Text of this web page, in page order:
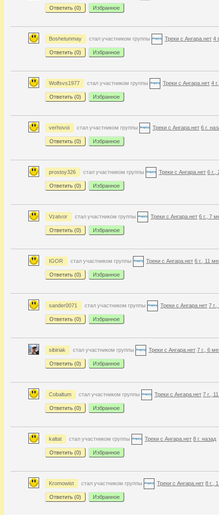
Ответить (0) Избранное
Boshetunmay стал участником группы Треки с Ангара.нет 4
Ответить (0) Избранное
Wolfsvs1977 стал участником группы Треки с Ангара.нет 4
Ответить (0) Избранное
verhovoi стал участником группы Треки с Ангара.нет 6 г.
Ответить (0) Избранное
prostoy326 стал участником группы Треки с Ангара.нет 6 г.,
Ответить (0) Избранное
Vzatvor стал участником группы Треки с Ангара.нет 6 г., 7
Ответить (0) Избранное
IGOR стал участником группы Треки с Ангара.нет 6 г., 11
Ответить (0) Избранное
sander0071 стал участником группы Треки с Ангара.нет 7
Ответить (0) Избранное
sibiriak стал участником группы Треки с Ангара.нет 7 г., 6
Ответить (0) Избранное
Cobaltum стал участником группы Треки с Ангара.нет 7 г.,
Ответить (0) Избранное
kaltat стал участником группы Треки с Ангара.нет 8 г. назад
Ответить (0) Избранное
Kromowist стал участником группы Треки с Ангара.нет 8 г.,
Ответить (0) Избранное